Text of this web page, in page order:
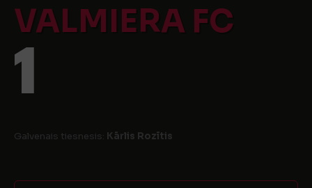
VALMIERA FC
1
Galvenais tiesnesis: Kārlis Rozītis